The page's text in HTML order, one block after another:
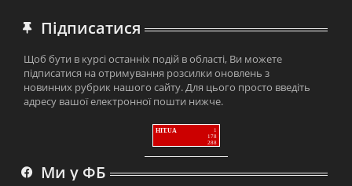
Підписатися
Щоб бути в курсі останніх подій в області, Ви можете
підписатися на отримування розсилки оновлень з
новинних рубрик нашого сайту. Для цього просто введіть
адресу вашої електронної пошти нижче.
HIT.UA
1
178
288
Ми у ФБ